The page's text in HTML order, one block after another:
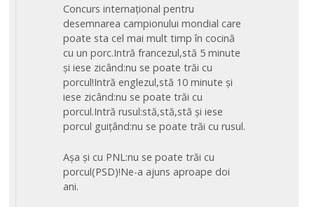
Concurs internațional pentru
desemnarea campionului mondial care
poate sta cel mai mult timp în cocină
cu un porc.Intră francezul,stă 5 minute
și iese zicând:nu se poate trăi cu
porcul!Intră englezul,stă 10 minute și
iese zicând:nu se poate trăi cu
porcul.Intră rusul:stă,stă,stă și iese
porcul guițând:nu se poate trăi cu rusul.
Așa și cu PNL:nu se poate trăi cu
porcul(PSD)!Ne-a ajuns aproape doi
ani.